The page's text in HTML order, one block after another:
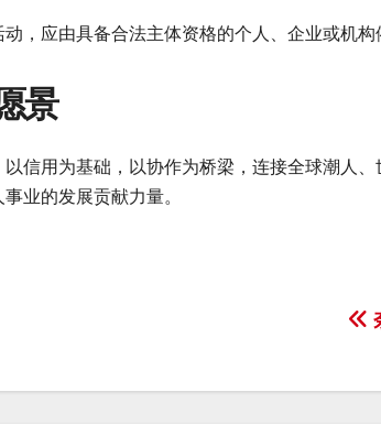
，应由具备合法主体资格的个人、企业或机构
景
以信用为基础，以协作为桥梁，连接全球潮人
业的发展贡献力量。